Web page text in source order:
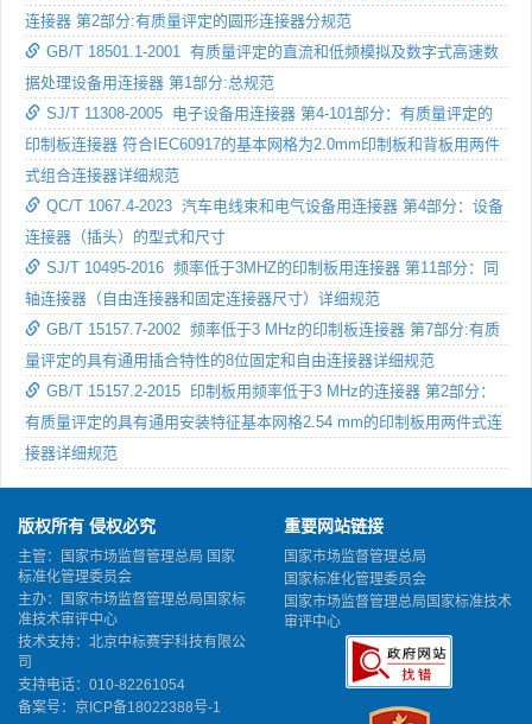
连接器 第2部分:有质量评定的圆形连接器分规范
GB/T 18501.1-2001 有质量评定的直流和低频模拟及数字式高速数
据处理设备用连接器 第1部分:总规范
SJ/T 11308-2005 电子设备用连接器 第4-101部分：有质量评定的
印制板连接器 符合IEC60917的基本网格为2.0mm印制板和背板用两件
式组合连接器详细规范
QC/T 1067.4-2023 汽车电线束和电气设备用连接器 第4部分：设备
连接器（插头）的型式和尺寸
SJ/T 10495-2016 频率低于3MHZ的印制板用连接器 第11部分：同
轴连接器（自由连接器和固定连接器尺寸）详细规范
GB/T 15157.7-2002 频率低于3 MHz的印制板连接器 第7部分:有质
量评定的具有通用插合特性的8位固定和自由连接器详细规范
GB/T 15157.2-2015 印制板用频率低于3 MHz的连接器 第2部分：
有质量评定的具有通用安装特征基本网格2.54 mm的印制板用两件式连
接器详细规范
版权所有 侵权必究
主管：国家市场监督管理总局 国家
标准化管理委员会
主办：国家市场监督管理总局国家标
准技术审评中心
技术支持：北京中标赛宇科技有限公
司
支持电话：010-82261054
备案号： 京ICP备18022388号-1
重要网站链接
国家市场监督管理总局
国家标准化管理委员会
国家市场监督管理总局国家标准技术
审评中心